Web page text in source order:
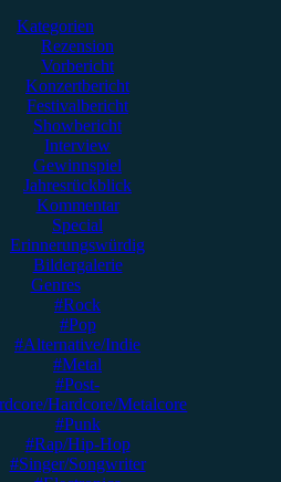
Kategorien
Rezension
Vorbericht
Konzertbericht
Festivalbericht
Showbericht
Interview
Gewinnspiel
Jahresrückblick
Kommentar
Special
Erinnerungswürdig
Bildergalerie
Genres
#Rock
#Pop
#Alternative/Indie
#Metal
#Post-
Hardcore/Metalcore
#Punk
#Rap/Hip-Hop
#Singer/Songwriter